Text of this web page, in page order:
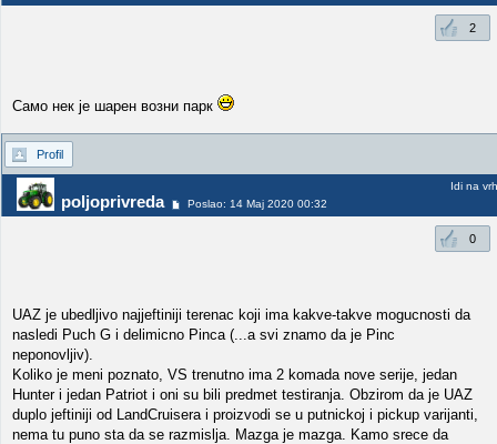
2
Само нек је шарен возни парк
Profil
poljoprivreda Poslao: 14 Maj 2020 00:32
Idi na vrh
0
UAZ je ubedljivo najjeftiniji terenac koji ima kakve-takve mogucnosti da
nasledi Puch G i delimicno Pinca (...a svi znamo da je Pinc
neponovljiv).
Koliko je meni poznato, VS trenutno ima 2 komada nove serije, jedan
Hunter i jedan Patriot i oni su bili predmet testiranja. Obzirom da je UAZ
duplo jeftiniji od LandCruisera i proizvodi se u putnickoj i pickup varijanti,
nema tu puno sta da se razmislja. Mazga je mazga. Kamo srece da